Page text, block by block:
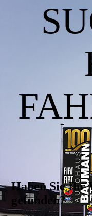
Haben Sie Ihr
gefunden?